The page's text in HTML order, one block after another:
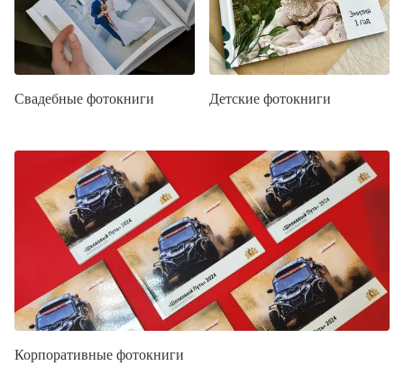
Свадебные фотокниги Детские фотокниги
Корпоративные фотокниги